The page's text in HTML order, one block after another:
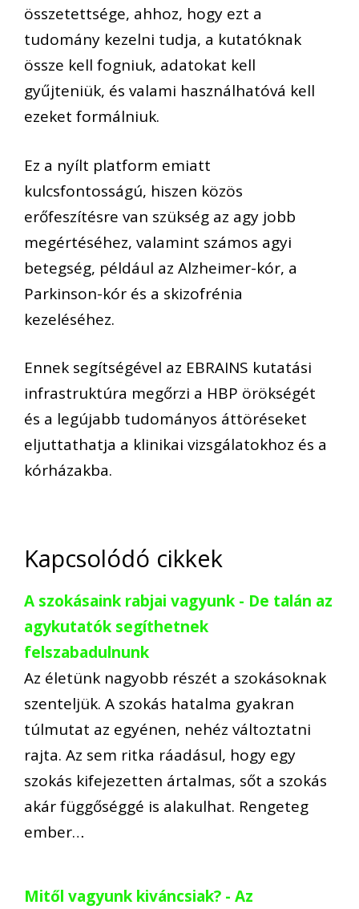
összetettsége, ahhoz, hogy ezt a
tudomány kezelni tudja, a kutatóknak
össze kell fogniuk, adatokat kell
gyűjteniük, és valami használhatóvá kell
ezeket formálniuk.
Ez a nyílt platform emiatt
kulcsfontosságú, hiszen közös
erőfeszítésre van szükség az agy jobb
megértéséhez, valamint számos agyi
betegség, például az Alzheimer-kór, a
Parkinson-kór és a skizofrénia
kezeléséhez.
Ennek segítségével az EBRAINS kutatási
infrastruktúra megőrzi a HBP örökségét
és a legújabb tudományos áttöréseket
eljuttathatja a klinikai vizsgálatokhoz és a
kórházakba.
Kapcsolódó cikkek
A szokásaink rabjai vagyunk - De talán az
agykutatók segíthetnek
felszabadulnunk
Az életünk nagyobb részét a szokásoknak
szenteljük. A szokás hatalma gyakran
túlmutat az egyénen, nehéz változtatni
rajta. Az sem ritka ráadásul, hogy egy
szokás kifejezetten ártalmas, sőt a szokás
akár függőséggé is alakulhat. Rengeteg
ember…
Mitől vagyunk kiváncsiak? - Az